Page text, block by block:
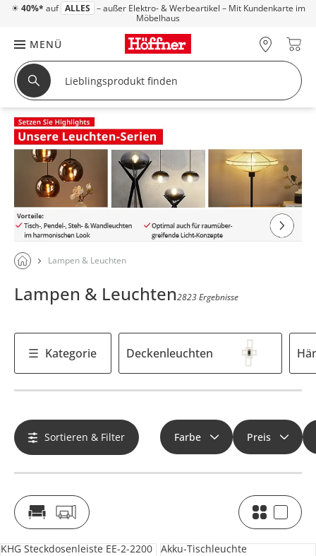
☀ 40%* auf ALLES – außer Elektro- & Werbeartikel – Mit Kundenkarte im
Möbelhaus
MENÜ
Lampen & Leuchten
Lampen & Leuchten2823 Ergebnisse
Kategorie Deckenleuchten
Sortieren & Filter Farbe Preis
KHG Steckdosenleiste EE-2-2200 Akku-Tischleuchte